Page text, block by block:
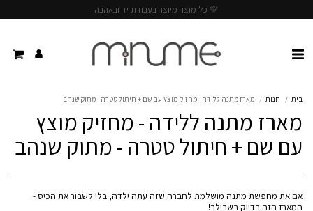
💛 כל מוצר מיוצר בעבודת יד ובאהבה
בית חנות מארז מתנה ללידה - מחזיק מוצץ עם שם + חיתול טטרה - מתוק שנהב
מארז מתנה ללידה - מחזיק מוצץ
עם שם + חיתול טטרה - מתוק שנהב
אם את מחפשת מתנה מושלמת לחברה שזה עתה ילדה, בלי לשבור את הכיס -